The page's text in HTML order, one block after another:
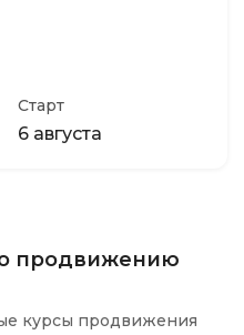
Старт
6 августа
продвижению
курсы продвижения